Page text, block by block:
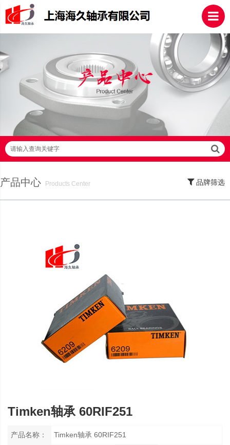
请输入查询关键字
产品中心
Products Center
品牌筛选
Timken轴承 60RIF251
产品名称： Timken轴承 60RIF251